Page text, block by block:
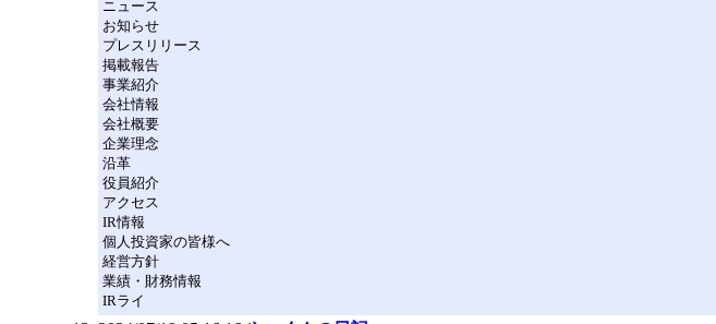
ニュース
お知らせ
プレスリリース
掲載報告
事業紹介
会社情報
会社概要
企業理念
沿革
役員紹介
アクセス
IR情報
個人投資家の皆様へ
経営方針
業績・財務情報
IRライ